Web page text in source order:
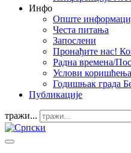
Инфо
Опште
Честа питања
Запослени
Пронађите нас!
Радна времена/
Услови коришћења
Годишњак града
Публикације
тражи...